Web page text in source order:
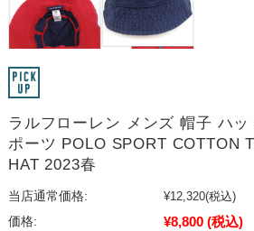
ラルフローレン メンズ 帽子 ハ
ポーツ POLO SPORT COTTON
HAT 2023春
当店通常価格: ¥12,320(税込)
価格:
¥8,800 (税込)